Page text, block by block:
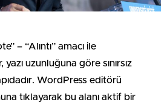
– “Alıntı” amacı ile
uzunluğuna göre sınırsız
WordPress editörü
tıklayarak bu alanı aktif bir